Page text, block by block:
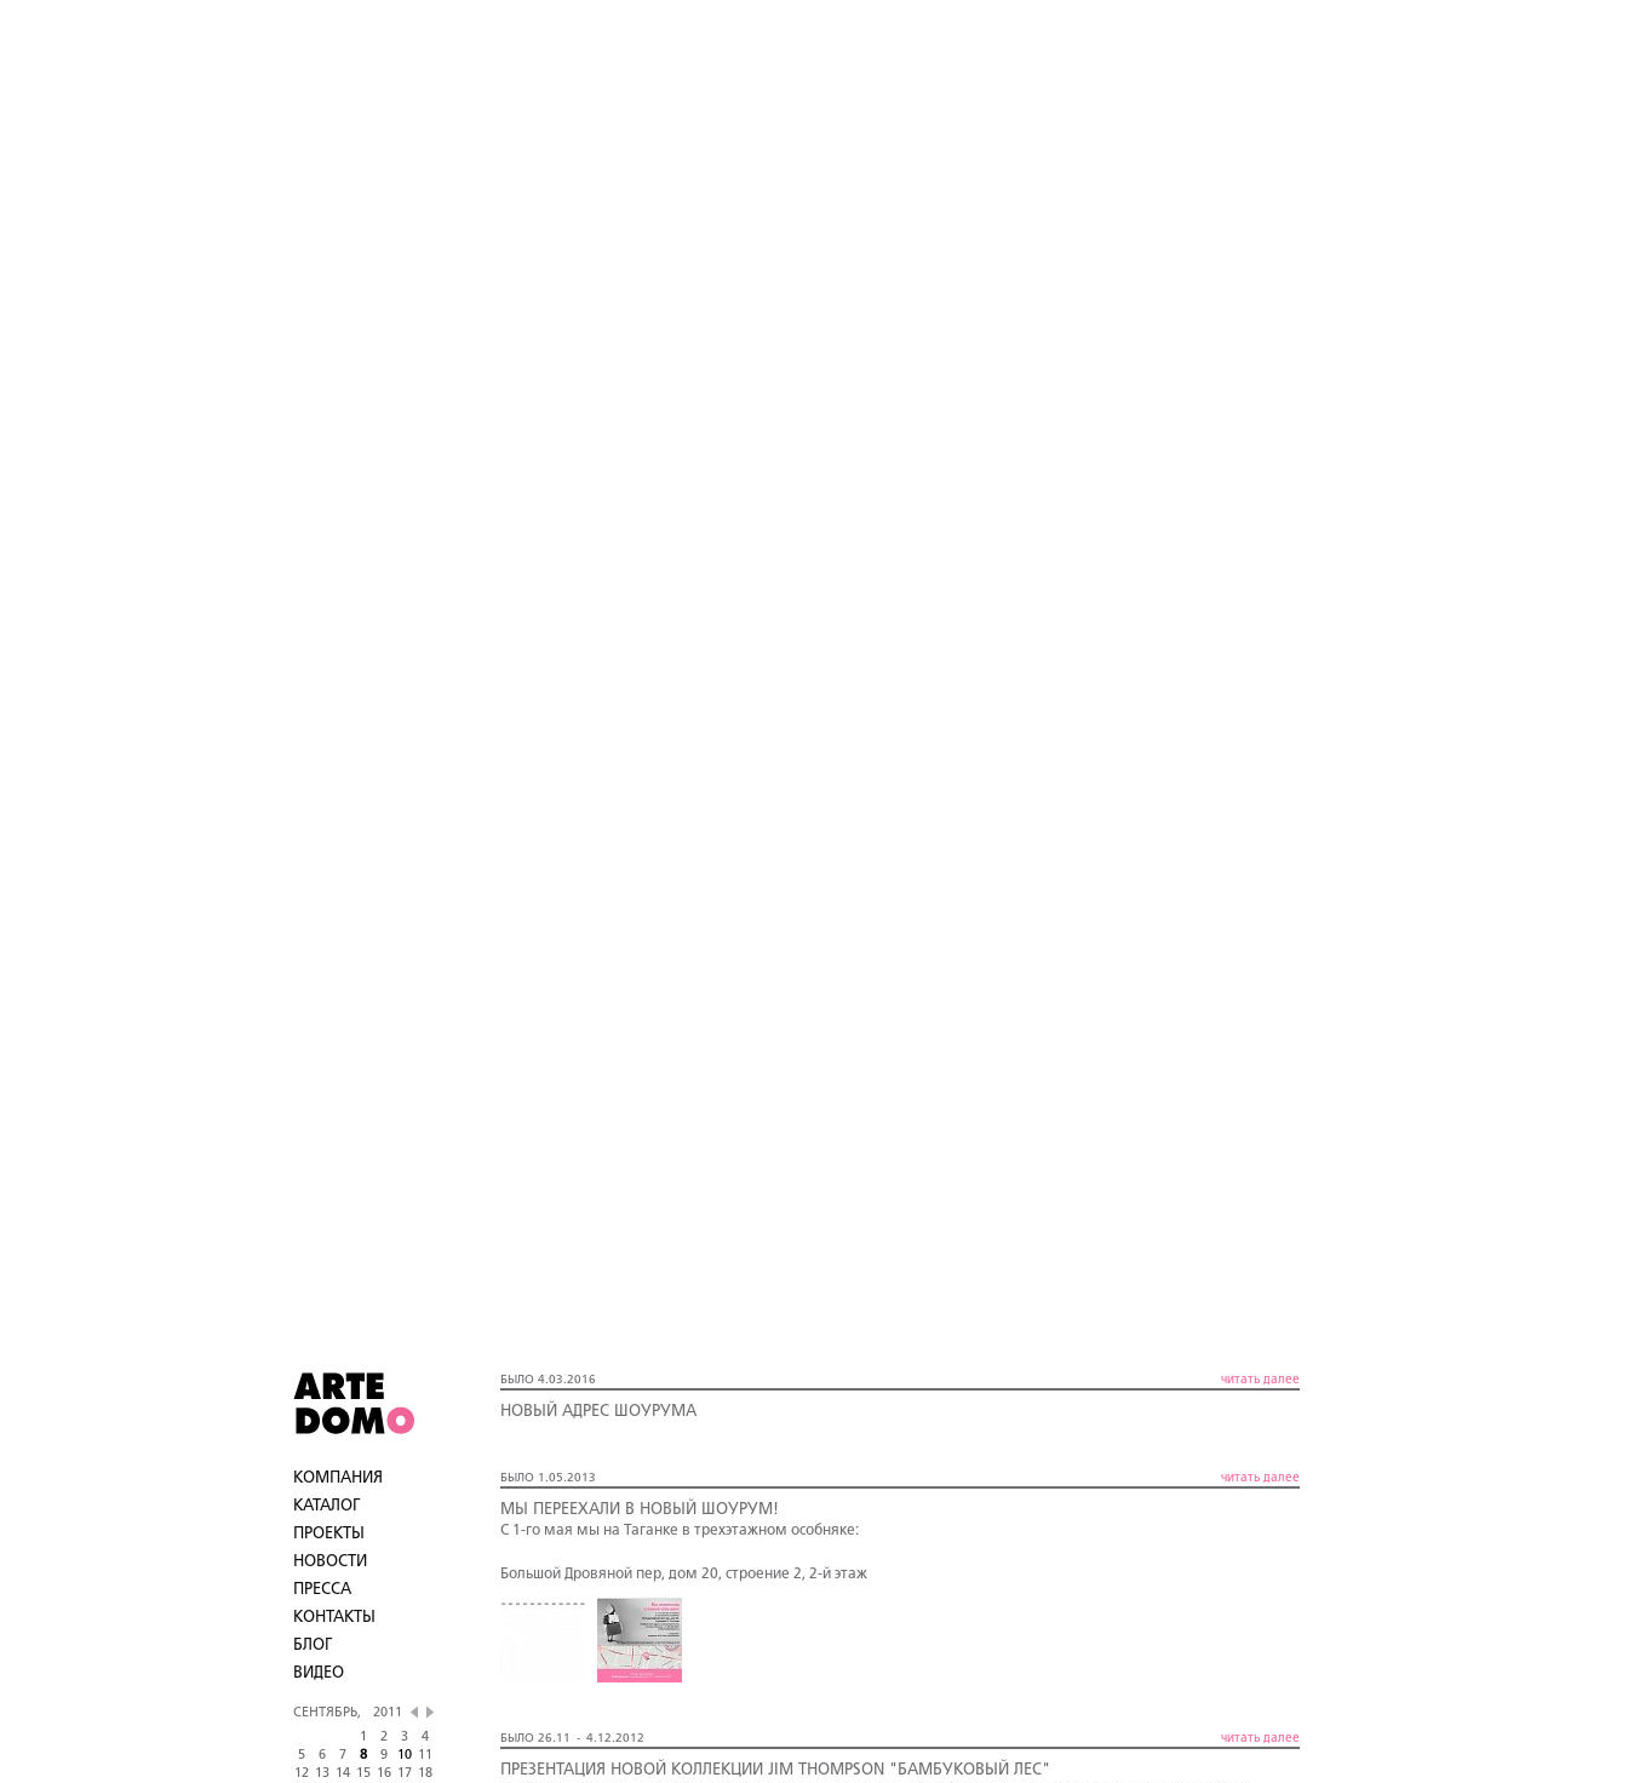
КОМПАНИЯ
КАТАЛОГ
ПРОЕКТЫ
НОВОСТИ
ПРЕССА
КОНТАКТЫ
БЛОГ
ВИДЕО
СЕНТЯБРЬ,
2011
1
2 3
4
5
6 7 8 9 10
11
12 13 14 15 16 17
18
БЫЛО 4.03.2016 читать далее
НОВЫЙ АДРЕС ШОУРУМА
БЫЛО 1.05.2013 читать далее
МЫ ПЕРЕЕХАЛИ В НОВЫЙ ШОУРУМ!
С 1-го мая мы на Таганке в трехэтажном особняке:
Большой Дровяной пер, дом 20, строение 2, 2-й этаж
БЫЛО 26.11 - 4.12.2012 читать далее
ПРЕЗЕНТАЦИЯ НОВОЙ КОЛЛЕКЦИИ JIM THOMPSON "БАМБУКОВЫЙ ЛЕС"